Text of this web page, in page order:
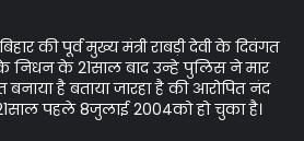
की पूर्व मुख्य मंत्री राबड़ी देवी के दिवंगत
के निधन के 21साल बाद उन्हे पुलिस ने मार
है बताया जारहा है की आरोपित नंद
पहले 8जुलाई 2004को हो चुका है।